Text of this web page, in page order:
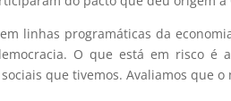
linhas programáticas da
O que está em risco é
que tivemos. Avaliamos que o